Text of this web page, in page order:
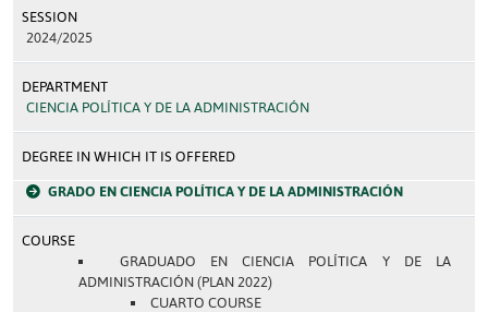
SESSION
2024/2025
DEPARTMENT
CIENCIA POLÍTICA Y DE LA ADMINISTRACIÓN
DEGREE IN WHICH IT IS OFFERED
GRADO EN CIENCIA POLÍTICA Y DE LA ADMINISTRACIÓN
COURSE
GRADUADO EN CIENCIA POLÍTICA Y DE LA
ADMINISTRACIÓN (PLAN 2022)
CUARTO COURSE